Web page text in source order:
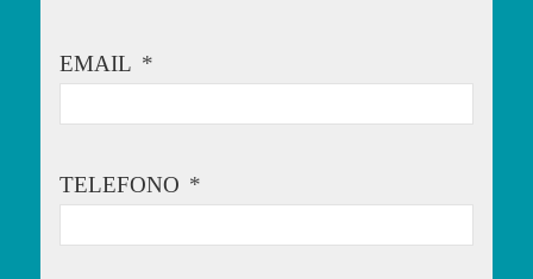
EMAIL *
TELEFONO *